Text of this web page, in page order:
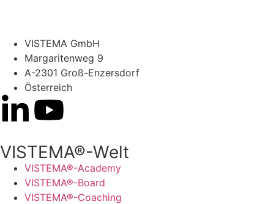
VISTEMA GmbH
Margaritenweg 9
A-2301 Groß-Enzersdorf
Österreich
VISTEMA®-Welt
VISTEMA®-Academy
VISTEMA®-Board
VISTEMA®-Coaching